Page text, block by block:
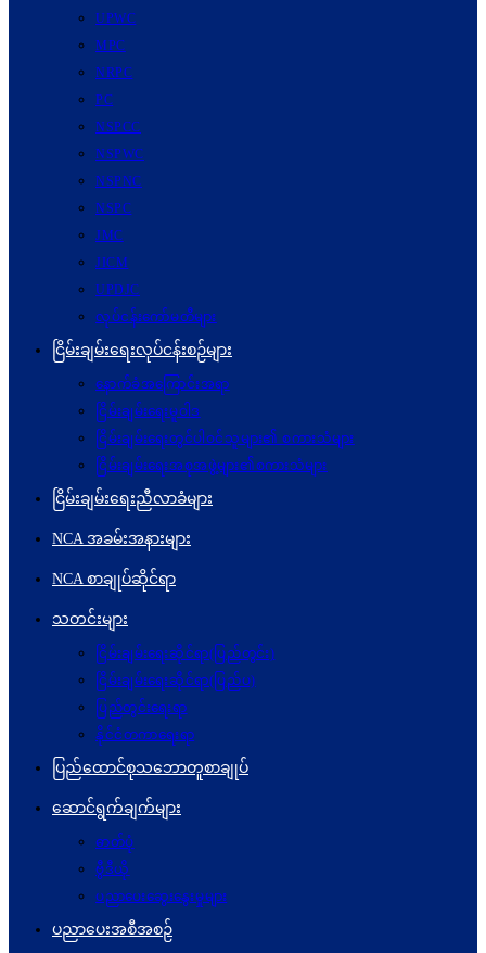
UPWC
MPC
NRPC
PC
NSPCC
NSPWC
NSPNC
NSPC
JMC
JICM
UPDJC
လုပ်ငန်းကော်မတီများ
ငြိမ်းချမ်းရေးလုပ်ငန်းစဉ်များ
နောက်ခံအကြောင်းအရာ
ငြိမ်းချမ်းရေးမူဝါဒ
ငြိမ်းချမ်းရေးတွင်ပါဝင်သူများ၏ စကားသံများ
ငြိမ်းချမ်းရေးအစုအဖွဲ့များ၏စကားသံများ
ငြိမ်းချမ်းရေးညီလာခံများ
NCA အခမ်းအနားများ
NCA စာချုပ်ဆိုင်ရာ
သတင်းများ
ငြိမ်းချမ်းရေးဆိုင်ရာ(ပြည်တွင်း)
ငြိမ်းချမ်းရေးဆိုင်ရာ(ပြည်ပ)
ပြည်တွင်းရေးရာ
နိုင်ငံတကာရေးရာ
ပြည်ထောင်စုသဘောတူစာချုပ်
ဆောင်ရွက်ချက်များ
ဓာတ်ပုံ
ဗွီဒီယို
ပညာပေးဆွေးနွေးမှုများ
ပညာပေးအစီအစဉ်